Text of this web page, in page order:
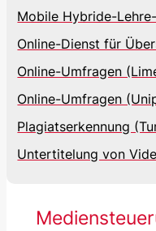
Mobile Hybride-
Online-Dienst für
Online-Umfragen
Online-Umfragen
Plagiatserkennung
Untertitelung von